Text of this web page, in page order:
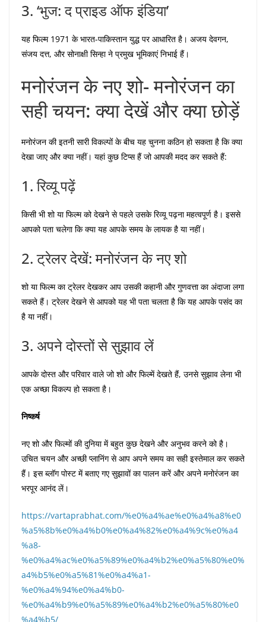
3. ‘भुज: द प्राइड ऑफ इंडिया’
यह फिल्म 1971 के भारत-पाकिस्तान युद्ध पर आधारित है। अजय देवगन,
संजय दत्त, और सोनाक्षी सिन्हा ने प्रमुख भूमिकाएं निभाई हैं।
मनोरंजन के नए शो- मनोरंजन का
सही चयन: क्या देखें और क्या छोड़ें
मनोरंजन की इतनी सारी विकल्पों के बीच यह चुनना कठिन हो सकता है कि क्या
देखा जाए और क्या नहीं। यहां कुछ टिप्स हैं जो आपकी मदद कर सकते हैं:
1. रिव्यू पढ़ें
किसी भी शो या फिल्म को देखने से पहले उसके रिव्यू पढ़ना महत्वपूर्ण है। इससे
आपको पता चलेगा कि क्या यह आपके समय के लायक है या नहीं।
2. ट्रेलर देखें: मनोरंजन के नए शो
शो या फिल्म का ट्रेलर देखकर आप उसकी कहानी और गुणवत्ता का अंदाजा लगा
सकते हैं। ट्रेलर देखने से आपको यह भी पता चलता है कि यह आपके पसंद का
है या नहीं।
3. अपने दोस्तों से सुझाव लें
आपके दोस्त और परिवार वाले जो शो और फिल्में देखते हैं, उनसे सुझाव लेना भी
एक अच्छा विकल्प हो सकता है।
निष्कर्ष
नए शो और फिल्मों की दुनिया में बहुत कुछ देखने और अनुभव करने को है।
उचित चयन और अच्छी प्लानिंग से आप अपने समय का सही इस्तेमाल कर सकते
हैं। इस ब्लॉग पोस्ट में बताए गए सुझावों का पालन करें और अपने मनोरंजन का
भरपूर आनंद लें।
https://vartaprabhat.com/%e0%a4%ae%e0%a4%a8%e0
%a5%8b%e0%a4%b0%e0%a4%82%e0%a4%9c%e0%a4
%a8-
%e0%a4%ac%e0%a5%89%e0%a4%b2%e0%a5%80%e0%
a4%b5%e0%a5%81%e0%a4%a1-
%e0%a4%94%e0%a4%b0-
%e0%a4%b9%e0%a5%89%e0%a4%b2%e0%a5%80%e0
%a4%b5/